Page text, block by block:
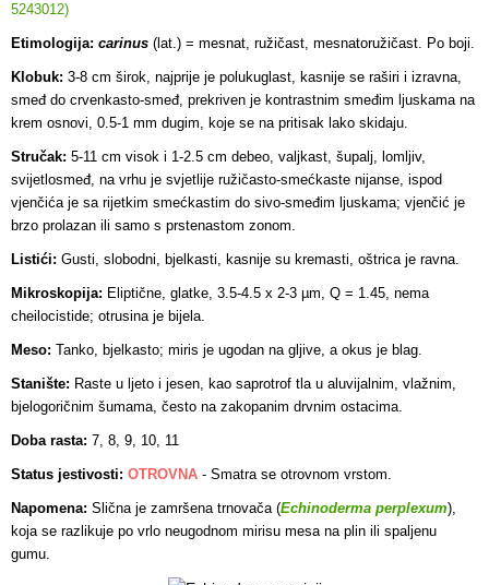
5243012)
Etimologija: carinus (lat.) = mesnat, ružičast, mesnatoružičast. Po boji.
Klobuk: 3-8 cm širok, najprije je polukuglast, kasnije se raširi i izravna,
smeđ do crvenkasto-smeđ, prekriven je kontrastnim smeđim ljuskama na
krem osnovi, 0.5-1 mm dugim, koje se na pritisak lako skidaju.
Stručak: 5-11 cm visok i 1-2.5 cm debeo, valjkast, šupalj, lomljiv,
svijetlosmeđ, na vrhu je svjetlije ružičasto-smećkaste nijanse, ispod
vjenčića je sa rijetkim smećkastim do sivo-smeđim ljuskama; vjenčić je
brzo prolazan ili samo s prstenastom zonom.
Listići: Gusti, slobodni, bjelkasti, kasnije su kremasti, oštrica je ravna.
Mikroskopija: Eliptične, glatke, 3.5-4.5 x 2-3 µm, Q = 1.45, nema
cheilocistide; otrusina je bijela.
Meso: Tanko, bjelkasto; miris je ugodan na gljive, a okus je blag.
Stanište: Raste u ljeto i jesen, kao saprotrof tla u aluvijalnim, vlažnim,
bjelogoričnim šumama, često na zakopanim drvnim ostacima.
Doba rasta: 7, 8, 9, 10, 11
Status jestivosti: OTROVNA - Smatra se otrovnom vrstom.
Napomena: Slična je zamršena trnovača (Echinoderma perplexum),
koja se razlikuje po vrlo neugodnom mirisu mesa na plin ili spaljenu
gumu.